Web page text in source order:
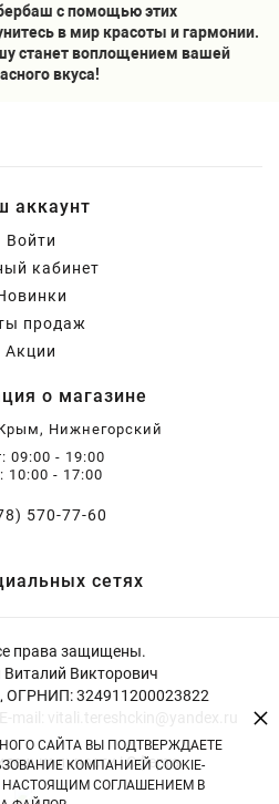
с помощью этих
в мир красоты и гармонии.
станет воплощением вашей
вкуса!
аккаунт
Войти
кабинет
продаж
Акции
о магазине
Нижнегорский
09:00 - 19:00
10:00 - 17:00
570-77-60
сетях
права защищены.
Викторович
ОГРНИП: 324911200023822
|Оферта
САЙТА ВЫ ПОДТВЕРЖДАЕТЕ
КОМПАНИЕЙ COOKIE-
НАСТОЯЩИМ СОГЛАШЕНИЕМ В
×